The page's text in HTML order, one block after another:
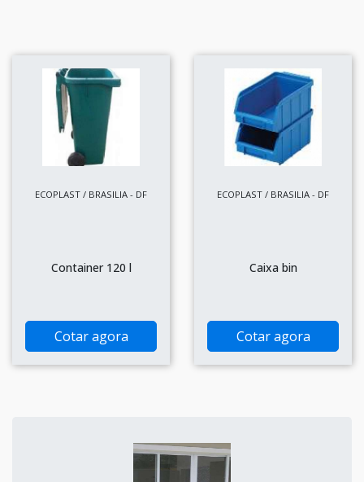
ECOPLAST / BRASILIA - DF
Container 120 l
Cotar agora
ECOPLAST / BRASILIA - DF
Caixa bin
Cotar agora